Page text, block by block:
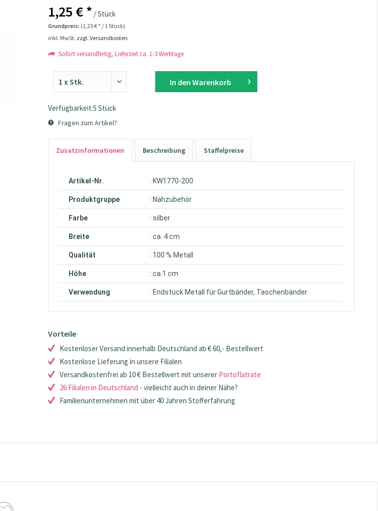
1,25 € * / Stück
Grundpreis: (1,25 € * / 1 Stück)
inkl. MwSt. zzgl. Versandkosten
Sofort versandfertig, Lieferzeit ca. 1-3 Werktage
In den Warenkorb
Verfügbarkeit:5 Stück
Fragen zum Artikel?
Zusatzinformationen Beschreibung Staffelpreise
Artikel-Nr. : KW1770-200
Produktgruppe : Nähzubehör
Farbe : silber
Breite : ca. 4 cm
Qualität : 100 % Metall
Höhe : ca.1 cm
Verwendung : Endstück Metall für Gurtbänder, Taschenbänder
Vorteile
Kostenloser Versand innerhalb Deutschland ab € 60,- Bestellwert
Kostenlose Lieferung in unsere Filialen
Versandkostenfrei ab 10 € Bestellwert mit unserer Portoflatrate
26 Filialen in Deutschland - vielleicht auch in deiner Nähe?
Familienunternehmen mit über 40 Jahren Stofferfahrung